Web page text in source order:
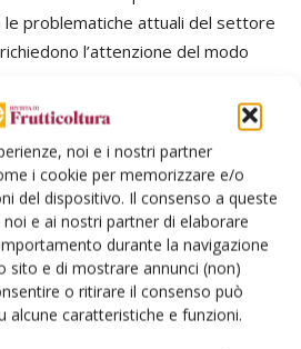
noi e i nostri partner
i cookie per memorizzare e/o
del dispositivo. Il consenso a queste
e ai nostri partner di elaborare
durante la navigazione
sito e di mostrare annunci (non)
o ritirare il consenso può
alcune caratteristiche e funzioni.
le problematiche attuali del settore
l’attenzione del modo
varietale in frutticoltura: dal
brevettata(19 giugno 2018 -
Tartarini - Walter Guerra